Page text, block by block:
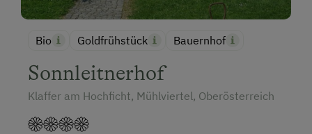
Bio Goldfrühstück Bauernhof
Sonnleitnerhof
Klaffer am Hochficht, Mühlviertel, Oberösterreich